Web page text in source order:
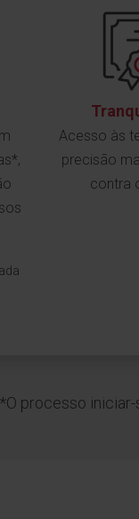
Acesso às
precisão
contra
*O processo